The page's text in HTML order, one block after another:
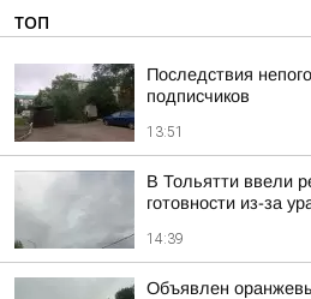
ТОП
Последствия
подписчиков
13:51
В Тольятти ввели
готовности из-за
14:39
Объявлен